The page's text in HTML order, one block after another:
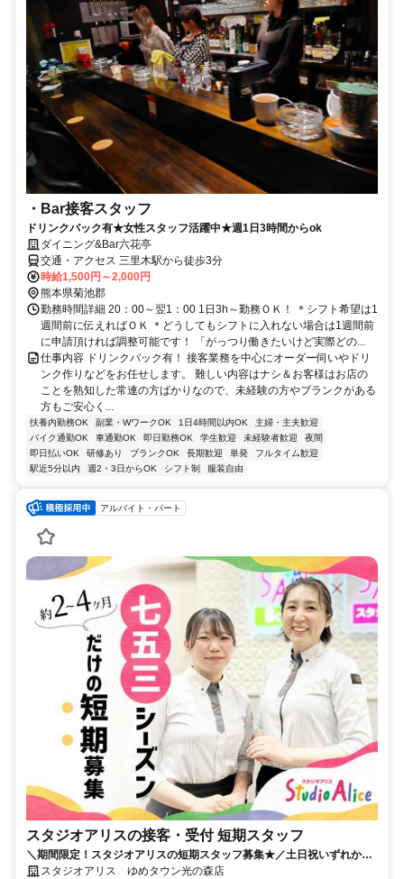
・Bar接客スタッフ
ドリンクバック有★女性スタッフ活躍中★週1日3時間からok
ダイニング&Bar六花亭
交通・アクセス 三里木駅から徒歩3分
時給1,500円～2,000円
熊本県菊池郡
勤務時間詳細 20：00～翌1：00 1日3h～勤務ＯＫ！ ＊シフト希望は1
週間前に伝えればＯＫ ＊どうしてもシフトに入れない場合は1週間前
に申請頂ければ調整可能です！ 「がっつり働きたいけど実際どの...
仕事内容 ドリンクバック有！ 接客業務を中心にオーダー伺いやドリ
ンク作りなどをお任せします。 難しい内容はナシ＆お客様はお店の
ことを熟知した常連の方ばかりなので、未経験の方やブランクがある
方もご安心く...
扶養内勤務OK 副業・WワークOK 1日4時間以内OK
主婦・主夫歓迎
バイク通勤OK
車通勤OK 即日勤務OK 学生歓迎 未経験者歓迎
夜間
即日払いOK
研修あり ブランクOK 長期歓迎 単発
フルタイム歓迎
駅近5分以内
週2・3日からOK シフト制 服装自由
アルバイト・パート
スタジオアリスの接客・受付 短期スタッフ
＼期間限定！スタジオアリスの短期スタッフ募集★／土日祝いずれかの
勤務必須で週1日、1日4h～OK！
スタジオアリス ゆめタウン光の森店